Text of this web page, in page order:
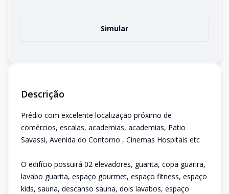
Simular
Descrição
Prédio com excelente localização próximo de
comércios, escalas, academias, academias, Patio
Savassi, Avenida do Contorno , Cinemas Hospitais etc
O edifício possuirá 02 elevadores, guarita, copa guarira,
lavabo guarita, espaço gourmet, espaço fitness, espaço
kids, sauna, descanso sauna, dois lavabos, espaço